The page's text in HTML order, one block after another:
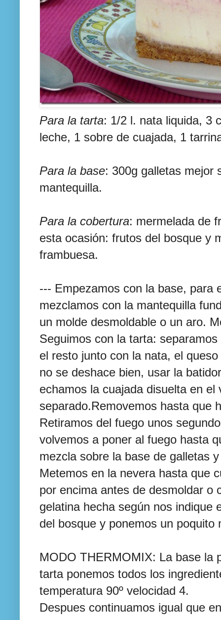
Para la tarta: 1/2 l. nata liquida, 3
leche, 1 sobre de cuajada, 1
Para la base: 300g galletas mejor
mantequilla.
Para la cobertura: mermelada de
esta ocasión: frutos del bosque y
frambuesa.
--- Empezamos con la base, para
mezclamos con la mantequilla
un molde desmoldable o un aro.
Seguimos con la tarta:
el resto junto con la nata, el
no se deshace bien, usar la
echamos la cuajada disuelta en el
separado.Removemos hasta que
Retiramos del fuego unos
volvemos a poner al fuego hasta
mezcla sobre la base de galletas
Metemos en la nevera hasta que
por encima antes de desmoldar o
gelatina hecha según nos indique
del bosque y ponemos un poquito
MODO THERMOMIX: La base la
tarta ponemos todos los
temperatura 90º velocidad 4.
Despues continuamos igual que